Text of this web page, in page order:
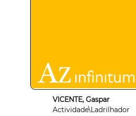
VICENTE, Gaspar
Actividade\Ladrilhador